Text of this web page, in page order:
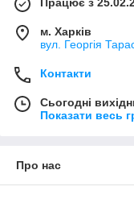
Працює з
м. Харків
вул. Георгія
Контакти
Сьогодні
Показати весь
Про нас